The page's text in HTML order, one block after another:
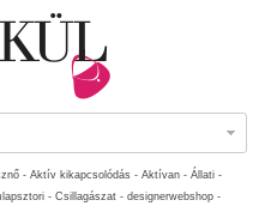
- Aktív kikapcsolódás - Aktívan - Állati -
- Csillagászat - designerwebshop -